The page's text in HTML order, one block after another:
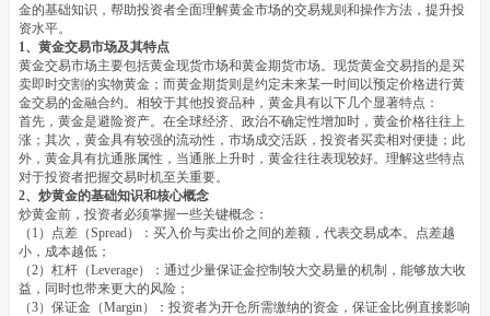
金的基础知识，帮助投资者全面理解黄金市场的交易规则和操作方法，提升投
资水平。
1、黄金交易市场及其特点
黄金交易市场主要包括黄金现货市场和黄金期货市场。现货黄金交易指的是买
卖即时交割的实物黄金；而黄金期货则是约定未来某一时间以预定价格进行黄
金交易的金融合约。相较于其他投资品种，黄金具有以下几个显著特点：
首先，黄金是避险资产。在全球经济、政治不确定性增加时，黄金价格往往上
涨；其次，黄金具有较强的流动性，市场成交活跃，投资者买卖相对便捷；此
外，黄金具有抗通胀属性，当通胀上升时，黄金往往表现较好。理解这些特点
对于投资者把握交易时机至关重要。
2、炒黄金的基础知识和核心概念
炒黄金前，投资者必须掌握一些关键概念：
（1）点差（Spread）：买入价与卖出价之间的差额，代表交易成本。点差越
小，成本越低；
（2）杠杆（Leverage）：通过少量保证金控制较大交易量的机制，能够放大收
益，同时也带来更大的风险；
（3）保证金（Margin）：投资者为开仓所需缴纳的资金，保证金比例直接影响